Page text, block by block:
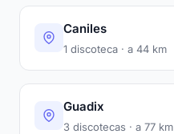
Caniles
1 discoteca · a 44 km
Guadix
3 discotecas · a 77 km